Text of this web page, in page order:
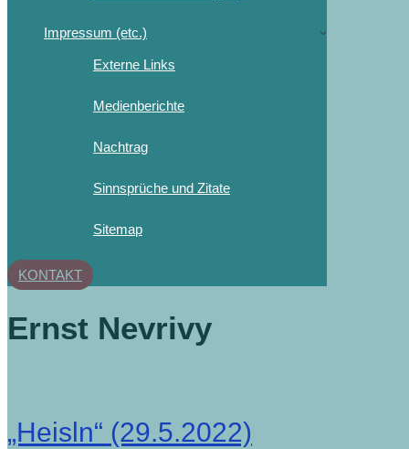
Impressum (etc.)
Externe Links
Medienberichte
Nachtrag
Sinnsprüche und Zitate
Sitemap
KONTAKT
Ernst Nevrivy
„Heisln“ (29.5.2022)